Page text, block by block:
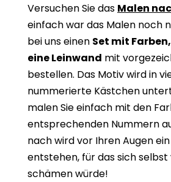
Versuchen Sie das Malen
einfach war das Malen noch
bei uns einen Set mit
eine Leinwand mit
bestellen. Das Motiv wird in
nummerierte Kästchen
malen Sie einfach mit den
entsprechenden Nummern
nach wird vor Ihren Augen
entstehen, für das sich
schämen würde!